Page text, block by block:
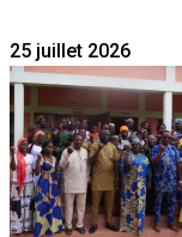
25 juillet 2026